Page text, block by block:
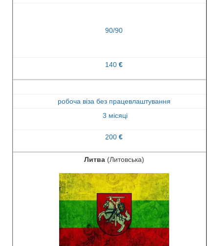
90/90
140€
робоча віза без працевлаштування
3 місяці
200€
Литва (Литовська)